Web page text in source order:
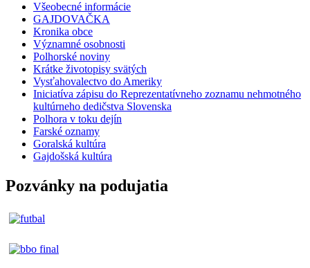
Všeobecné informácie
GAJDOVAČKA
Kronika obce
Významné osobnosti
Polhorské noviny
Krátke životopisy svätých
Vysťahovalectvo do Ameriky
Iniciatíva zápisu do Reprezentatívneho zoznamu nehmotného
kultúrneho dedičstva Slovenska
Polhora v toku dejín
Farské oznamy
Goralská kultúra
Gajdošská kultúra
Pozvánky na podujatia